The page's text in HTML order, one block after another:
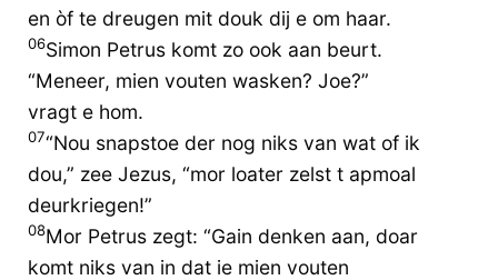
en òf te dreugen mit douk dij e om haar.
06Simon Petrus komt zo ook aan beurt.
“Meneer, mien vouten wasken? Joe?”
vragt e hom.
07“Nou snapstoe der nog niks van wat of ik
dou,” zee Jezus, “mor loater zelst t apmoal
deurkriegen!”
08Mor Petrus zegt: “Gain denken aan, doar
komt niks van in dat ie mien vouten